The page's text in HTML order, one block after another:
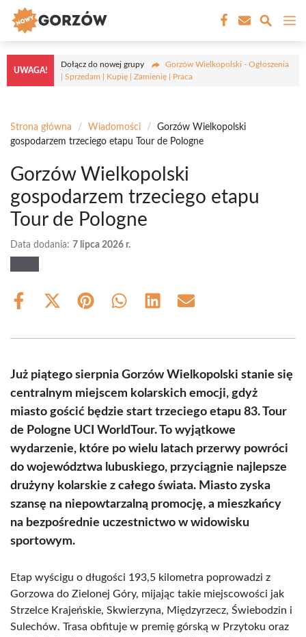
Przejdź
treści
UWAGA!
Dołącz do nowej grupy
Gorzów Wielkopolski - Ogłoszenia
| Sprzedam | Kupię | Zamienię | Praca
Strona główna / Wiadomości /
Gorzów Wielkopolski
gospodarzem trzeciego etapu Tour de Pologne
Gorzów Wielkopolski
gospodarzem trzeciego etapu
Tour de Pologne
Data dodania: 7 lipca 2026 r.
Share
Share
(Twitter)
Share Share Share Share
Już piątego sierpnia Gorzów Wielkopolski stanie się
centralnym miejscem kolarskich emocji, gdyż
miasto gościć będzie start trzeciego etapu 83. Tour
de Pologne UCI WorldTour. To wyjątkowe
wydarzenie, które po wielu latach przerwy powróci
do województwa lubuskiego, przyciągnie najlepsze
drużyny kolarskie z całego świata. Miasto zyska
szansę na niepowtarzalną promocję, a mieszkańcy
na bezpośrednie uczestnictwo w widowisku
sportowym.
Etap wyścigu o długości 193,5 kilometra poprowadzi z
Gorzowa do Zielonej Góry, mijając takie miejscowości jak
Strzelce Krajeńskie, Skwierzyna, Międzyrzecz, Świebodzin i
Sulechów. Trasa obfituje w premię górską w Przytoku oraz